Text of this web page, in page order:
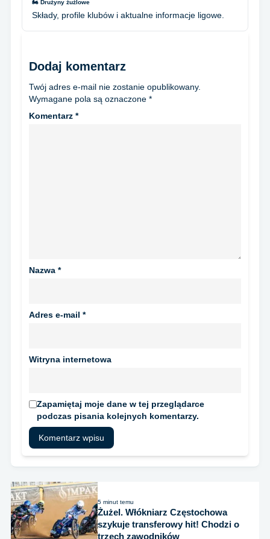
🏍️ Drużyny żużlowe
Składy, profile klubów i aktualne informacje ligowe.
Dodaj komentarz
Twój adres e-mail nie zostanie opublikowany.
Wymagane pola są oznaczone *
Komentarz *
Nazwa *
Adres e-mail *
Witryna internetowa
Zapamiętaj moje dane w tej przeglądarce
podczas pisania kolejnych komentarzy.
5 minut temu
Żużel. Włókniarz Częstochowa
szykuje transferowy hit! Chodzi o
trzech zawodników